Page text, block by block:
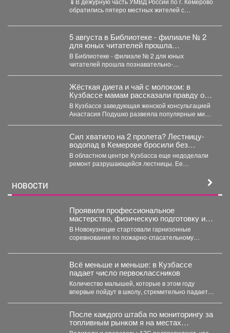
обратились пятеро местных жителей с
5 августа в Библиотеке - филиале № 2
для юных читателей прошла
познавательно-развлекательная
программа к Международному дню
светофора
В Библиотеке - филиале № 2 для юных
читателей прошла познавательно-
Жёсткая диета и чай с молоком: в
Кузбассе мамам рассказали правду о
грудном вскармливании
В Кузбассе заведующая женской консультацией
Анастасия Подушко развеяла популярные мифы
Сил хватило на 2 пролета? Лестницу-
водопад в Кемерове бросили без
ремонта
В областном центре Кузбасса еще недоделали
ремонт разрушающейся лестницы. Ее
НОВОСТИ
Проявили профессиональное
мастерство, физическую подготовку и
командный дух.
В Новокузнецке стартовали гарнизонные
соревнования по пожарно-спасательному
Всё меньше и меньше: в Кузбассе
падает число первоклассников
Количество малышей, которые в этом году
впервые пойдут в школу, стремительно падает в
После каждого штаба по мониторингу за
топливным рынком я на местах
проверяю, соответствует ли озвученная